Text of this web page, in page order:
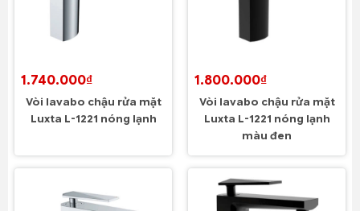
1.740.000₫
Vòi lavabo chậu rửa mặt
Luxta L-1221 nóng lạnh
1.800.000₫
Vòi lavabo chậu rửa mặt
Luxta L-1221 nóng lạnh
màu đen